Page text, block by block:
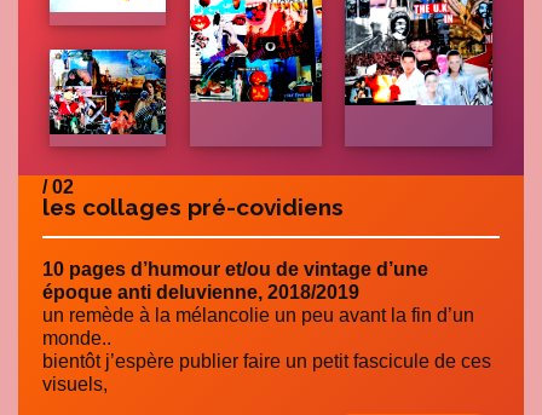
/ 02
les collages pré-covidiens
10 pages d’humour et/ou de vintage d’une
époque anti deluvienne, 2018/2019
un remède à la mélancolie un peu avant la fin d’un
monde..
bientôt j’espère publier faire un petit fascicule de ces
visuels,